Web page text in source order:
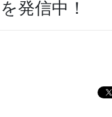
発信中！